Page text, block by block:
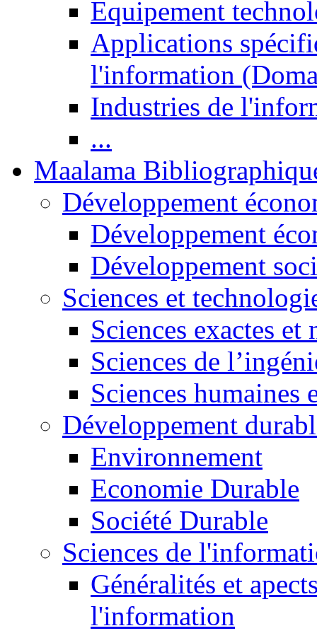
Equipement
Applications
l'information
Industries de
...
Maalama
Développement
Développement
Développement
Sciences et
Sciences exactes et
Sciences de
Sciences humaines
Développement
Environnement
Economie Durable
Société Durable
Sciences de
Généralités et
l'information